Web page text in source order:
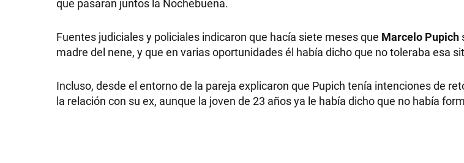
que pasaran juntos la Nochebuena.
Fuentes judiciales y policiales indicaron que hacía siete meses que Marcelo Pupich
madre del nene, y que en varias oportunidades él había dicho que no toleraba esa
Incluso, desde el entorno de la pareja explicaron que Pupich tenía intenciones de
la relación con su ex, aunque la joven de 23 años ya le había dicho que no había